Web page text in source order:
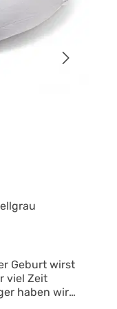
Geburt wirst
viel Zeit
haben wird.